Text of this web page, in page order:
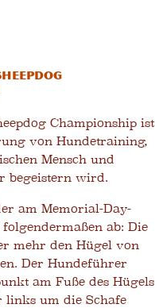
Championship ist
von Hundetraining,
Mensch und
begeistern wird.
am Memorial-Day-
ab: Die
mehr den Hügel von
Der Hundeführer
am Fuße des Hügels
links um die Schafe